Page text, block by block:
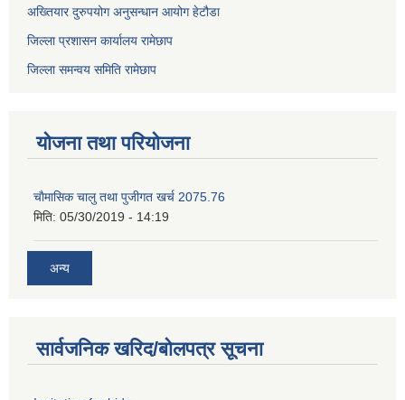
अख्तियार दुरुपयोग अनुसन्धान आयोग हेटौडा
जिल्ला प्रशासन कार्यालय रामेछाप
जिल्ला समन्वय समिति रामेछाप
योजना तथा परियोजना
चाैमासिक चालु तथा पुजीगत खर्च 2075.76
मिति: 05/30/2019 - 14:19
अन्य
सार्वजनिक खरिद/बोलपत्र सूचना